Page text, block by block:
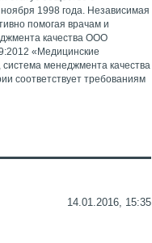
1998 года. Независимая
помогая врачам и
качества ООО
«Медицинские
менеджмента качества
соответствует требованиям
14.01.2016, 15:35